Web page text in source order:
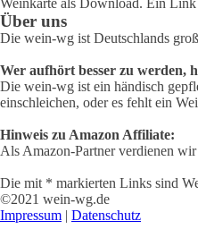
Weinkarte als Download. Ein
Über uns
Die wein-wg ist Deutschlands
Wer aufhört besser zu werden,
Die wein-wg ist ein händisch
einschleichen, oder es fehlt ein
Hinweis zu Amazon Affiliate:
Als Amazon-Partner verdienen
Die mit * markierten Links sind
©2021 wein-wg.de
Impressum | Datenschutz